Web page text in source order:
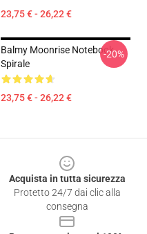
23,75 € - 26,22 €
Balmy Moonrise Notebook
Spirale
23,75 € - 26,22 €
-20%
Acquista in tutta sicurezza
Protetto 24/7 dai clic alla
consegna